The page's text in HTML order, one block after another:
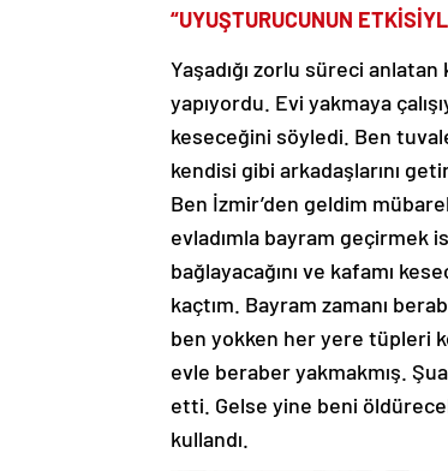
“UYUŞTURUCUNUN
Yaşadığı zorlu süreci
yapıyordu. Evi yakmaya
keseceğini söyledi. Ben
kendisi gibi arkadaşlarını
Ben İzmir’den geldim
evladımla bayram geçirmek
bağlayacağını ve kafamı
kaçtım. Bayram zamanı
ben yokken her yere tüpleri
evle beraber yakmakmış.
etti. Gelse yine beni
kullandı.